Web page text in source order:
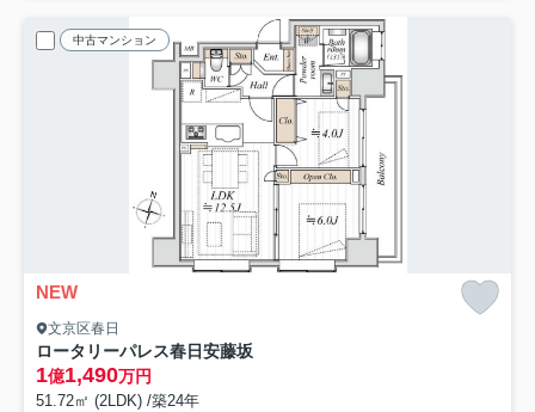
中古マンション
NEW
文京区春日
ロータリーパレス春日安藤坂
1億1,490万円
51.72㎡ (2LDK) /築24年